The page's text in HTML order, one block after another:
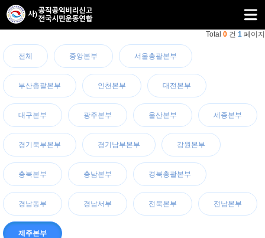
Total 0 건 1 페이지
전체 중앙본부 서울총괄본부
부산총괄본부 인천본부 대전본부
대구본부 광주본부 울산본부 세종본부
경기북부본부 경기남부본부 강원본부
충북본부 충남본부 경북총괄본부
경남동부 경남서부 전북본부 전남본부
제주본부